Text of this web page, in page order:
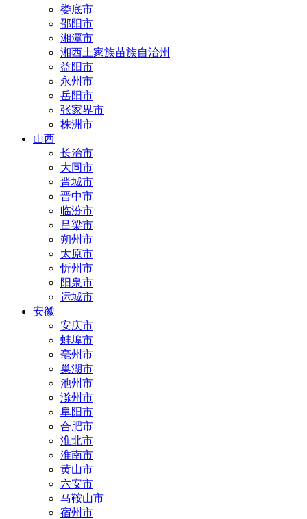
娄底市
邵阳市
湘潭市
湘西土家族苗族自治州
益阳市
永州市
岳阳市
张家界市
株洲市
山西
长治市
大同市
晋城市
晋中市
临汾市
吕梁市
朔州市
太原市
忻州市
阳泉市
运城市
安徽
安庆市
蚌埠市
亳州市
巢湖市
池州市
滁州市
阜阳市
合肥市
淮北市
淮南市
黄山市
六安市
马鞍山市
宿州市